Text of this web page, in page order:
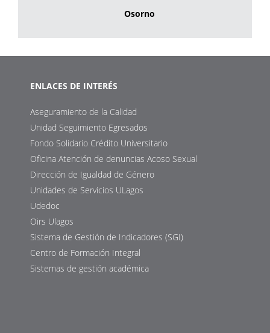
Osorno
ENLACES DE INTERÉS
Aseguramiento de la Calidad
Unidad Seguimiento Egresados
Fondo Solidario Crédito Universitario
Oficina Atención de denuncias Acoso Sexual
Dirección de Igualdad de Género
Unidades de Servicios ULagos
Udedoc
Oirs Ulagos
Sistema de Gestión de Indicadores (SGI)
Centro de Formación Integral
Sistemas de gestión académica